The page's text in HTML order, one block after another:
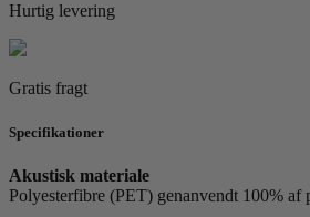
Hurtig levering
Gratis fragt
Specifikationer
Akustisk materiale
Polyesterfibre (PET) genanvendt 100% af